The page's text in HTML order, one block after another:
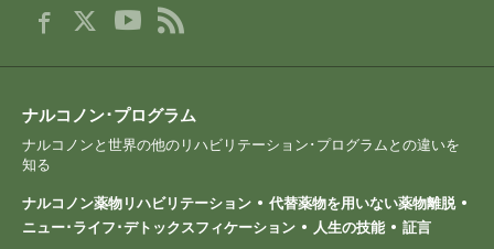
ナルコノン･プログラム
ナルコノンと世界の他のリハビリテーション･プログラムとの違いを
知る
ナルコノン薬物リハビリテーション
代替薬物を用いない薬物離脱
ニュー･ライフ･デトックスフィケーション
人生の技能 証言